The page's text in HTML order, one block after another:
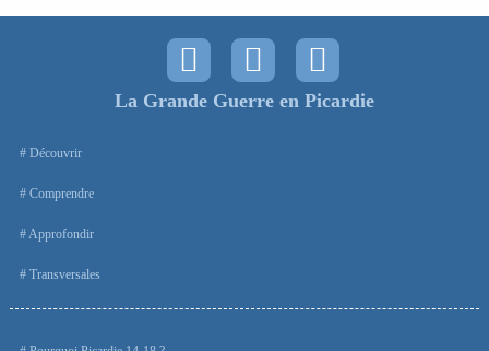
La Grande Guerre en Picardie
Découvrir
Comprendre
Approfondir
Transversales